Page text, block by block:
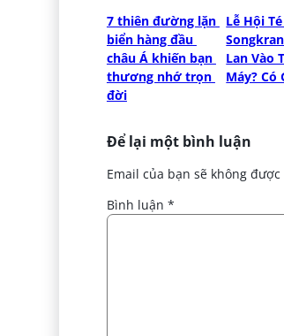
7 thiên đường lặn
biển hàng đầu
châu Á khiến bạn
thương nhớ trọn
đời
Lễ Hội
Lan Vào
Máy? Có
Để lại một bình luận
Email của bạn sẽ không
Bình luận *